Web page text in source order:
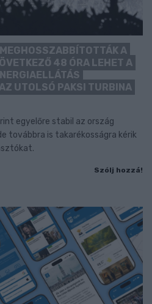
A
48 ÓRA LEHET A
UTOLSÓ PAKSI TURBINA
egyelőre stabil az ország
továbbra is takarékosságra kérik
Szólj hozzá!